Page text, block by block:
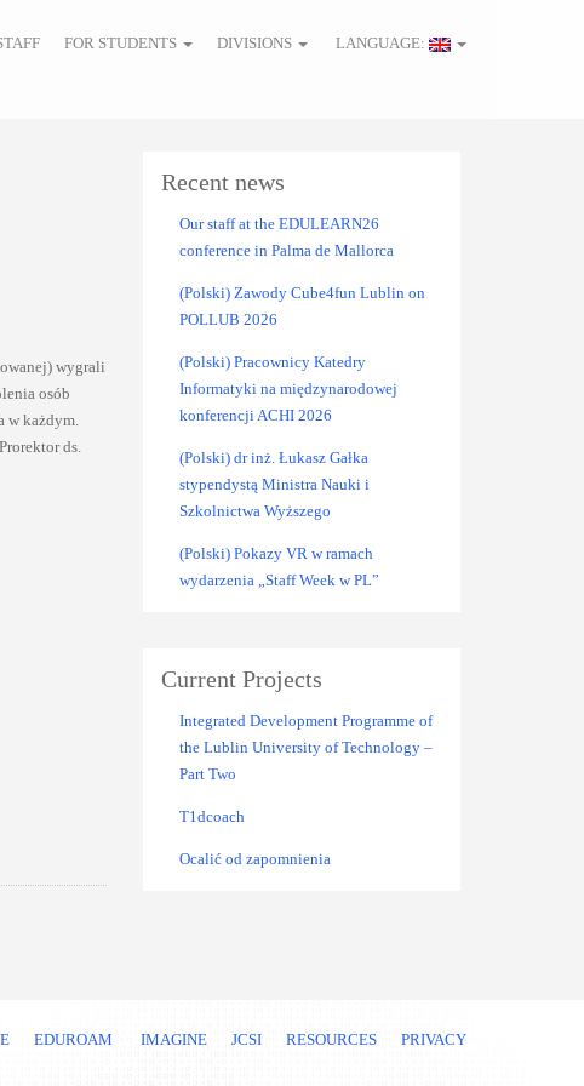
FOR STUDENTS DIVISIONS LANGUAGE:
wygrali
osób
w każdym.
ds.
Recent news
Our staff at the EDULEARN26
conference in Palma de Mallorca
(Polski) Zawody Cube4fun Lublin on
POLLUB 2026
(Polski) Pracownicy Katedry
Informatyki na międzynarodowej
konferencji ACHI 2026
(Polski) dr inż. Łukasz Gałka
stypendystą Ministra Nauki i
Szkolnictwa Wyższego
(Polski) Pokazy VR w ramach
wydarzenia „Staff Week w PL”
Current Projects
Integrated Development Programme of
the Lublin University of Technology –
Part Two
T1dcoach
Ocalić od zapomnienia
EDUROAM IMAGINE JCSI RESOURCES PRIVACY